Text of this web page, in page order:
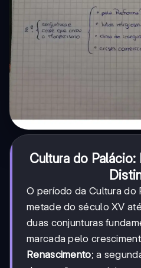
Cultura do Palácio:
O período da Cultura do
metade do século XV
duas conjunturas
marcada pelo
Renascimento; a